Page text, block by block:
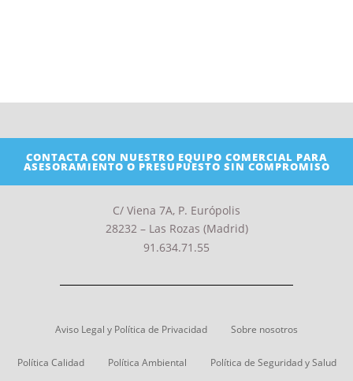
CONTACTA CON NUESTRO EQUIPO COMERCIAL PARA
ASESORAMIENTO O PRESUPUESTO SIN COMPROMISO
C/ Viena 7A, P. Európolis
28232 – Las Rozas (Madrid)
91.634.71.55
Aviso Legal y Política de Privacidad Sobre nosotros
Política Calidad Política Ambiental Política de Seguridad y Salud